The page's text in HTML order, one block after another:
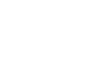
Service-Gruppe